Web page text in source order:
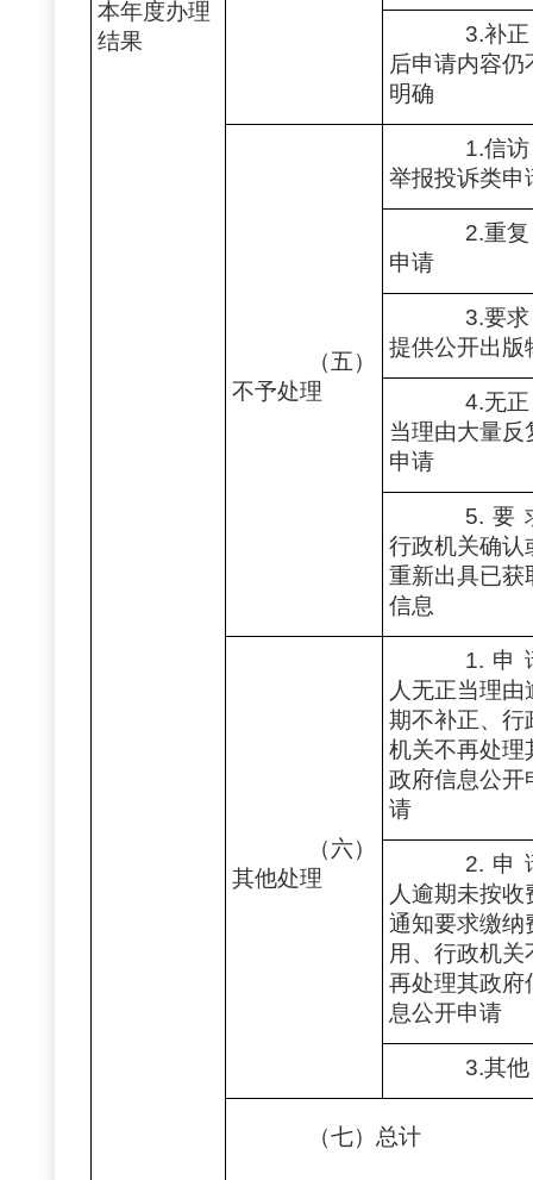
本年度办理
结果
3.补正
后申请内容仍
明确
（五）
不予处理
1.信访
举报投诉类申
2.重复
申请
3.要求
提供公开出版
4.无正
当理由大量反
申请
5.要
行政机关确认
重新出具已获
信息
（六）
其他处理
1.申
人无正当理由
期不补正、行
机关不再处理
政府信息公开
请
2.申
人逾期未按收
通知要求缴纳
用、行政机关
再处理其政府
息公开申请
3.其他
（七）总计